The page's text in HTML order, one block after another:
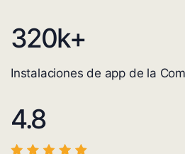
320k+
Instalaciones de app de la
4.8